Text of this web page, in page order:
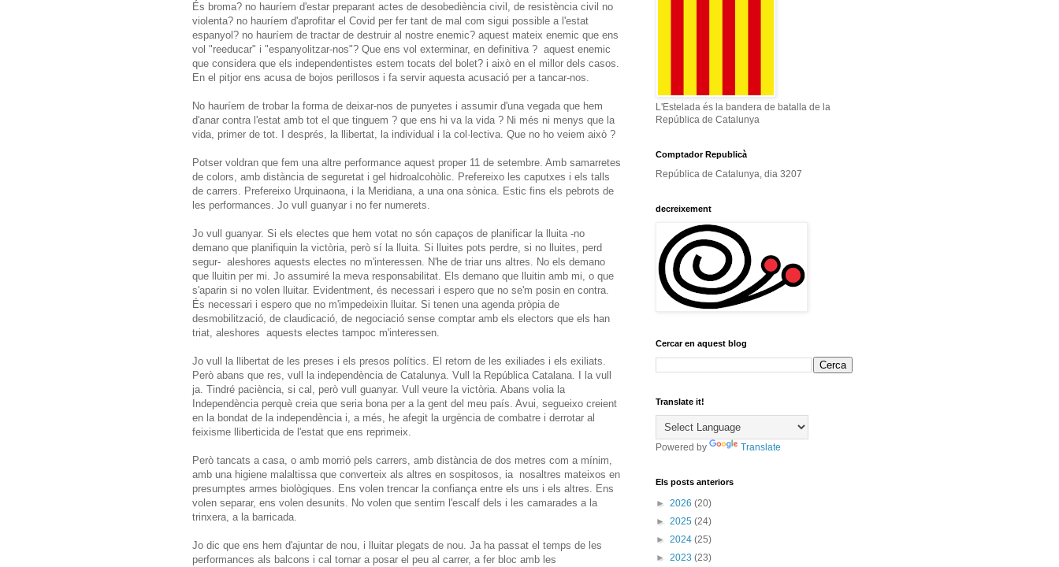
És broma? no hauríem d'estar preparant actes de desobediència civil, de resistència civil no
violenta? no hauríem d'aprofitar el Covid per fer tant de mal com sigui possible a l'estat
espanyol? no hauríem de tractar de destruir al nostre enemic? aquest mateix enemic que ens
vol "reeducar" i "espanyolitzar-nos"? Que ens vol exterminar, en definitiva ? aquest enemic
que considera que els independentistes estem tocats del bolet? i això en el millor dels casos.
En el pitjor ens acusa de bojos perillosos i fa servir aquesta acusació per a tancar-nos.
No hauríem de trobar la forma de deixar-nos de punyetes i assumir d'una vegada que hem
d'anar contra l'estat amb tot el que tinguem ? que ens hi va la vida ? Ni més ni menys que la
vida, primer de tot. I després, la llibertat, la individual i la col·lectiva. Que no ho veiem això ?
Potser voldran que fem una altre performance aquest proper 11 de setembre. Amb samarretes
de colors, amb distància de seguretat i gel hidroalcohòlic. Prefereixo les caputxes i els talls
de carrers. Prefereixo Urquinaona, i la Meridiana, a una ona sònica. Estic fins els pebrots de
les performances. Jo vull guanyar i no fer numerets.
Jo vull guanyar. Si els electes que hem votat no són capaços de planificar la lluita -no
demano que planifiquin la victòria, però sí la lluita. Si lluites pots perdre, si no lluites, perd
segur- aleshores aquests electes no m'interessen. N'he de triar uns altres. No els demano
que lluitin per mi. Jo assumiré la meva responsabilitat. Els demano que lluitin amb mi, o que
s'aparin si no volen lluitar. Evidentment, és necessari i espero que no se'm posin en contra.
És necessari i espero que no m'impedeixin lluitar. Si tenen una agenda pròpia de
desmobilització, de claudicació, de negociació sense comptar amb els electors que els han
triat, aleshores aquests electes tampoc m'interessen.
Jo vull la llibertat de les preses i els presos polítics. El retorn de les exiliades i els exiliats.
Però abans que res, vull la independència de Catalunya. Vull la República Catalana. I la vull
ja. Tindré paciència, si cal, però vull guanyar. Vull veure la victòria. Abans volia la
Independència perquè creia que seria bona per a la gent del meu país. Avui, segueixo creient
en la bondat de la independència i, a més, he afegit la urgència de combatre i derrotar al
feixisme lliberticida de l'estat que ens reprimeix.
Però tancats a casa, o amb morrió pels carrers, amb distància de dos metres com a mínim,
amb una higiene malaltissa que converteix als altres en sospitosos, ia nosaltres mateixos en
presumptes armes biològiques. Ens volen trencar la confiança entre els uns i els altres. Ens
volen separar, ens volen desunits. No volen que sentim l'escalf dels i les camarades a la
trinxera, a la barricada.
Jo dic que ens hem d'ajuntar de nou, i lluitar plegats de nou. Ja ha passat el temps de les
performances als balcons i cal tornar a posar el peu al carrer, a fer bloc amb les
L'Estelada és la bandera de batalla de la
República de Catalunya
Comptador Republicà
República de Catalunya, dia 3207
decreixement
Cercar en aquest blog
Translate it!
Powered by Translate
Els posts anteriors
► 2026 (20)
► 2025 (24)
► 2024 (25)
► 2023 (23)